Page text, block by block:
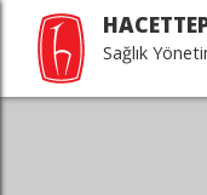
Sağlık